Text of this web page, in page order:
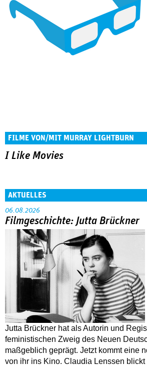
FILME VON/MIT MURRAY LIGHTBURN
I Like Movies
AKTUELLES
06.08.2026
Filmgeschichte: Jutta Brückner
Jutta Brückner hat als Autorin und
feministischen Zweig des Neuen
maßgeblich geprägt. Jetzt kommt eine
von ihr ins Kino. Claudia Lenssen blickt